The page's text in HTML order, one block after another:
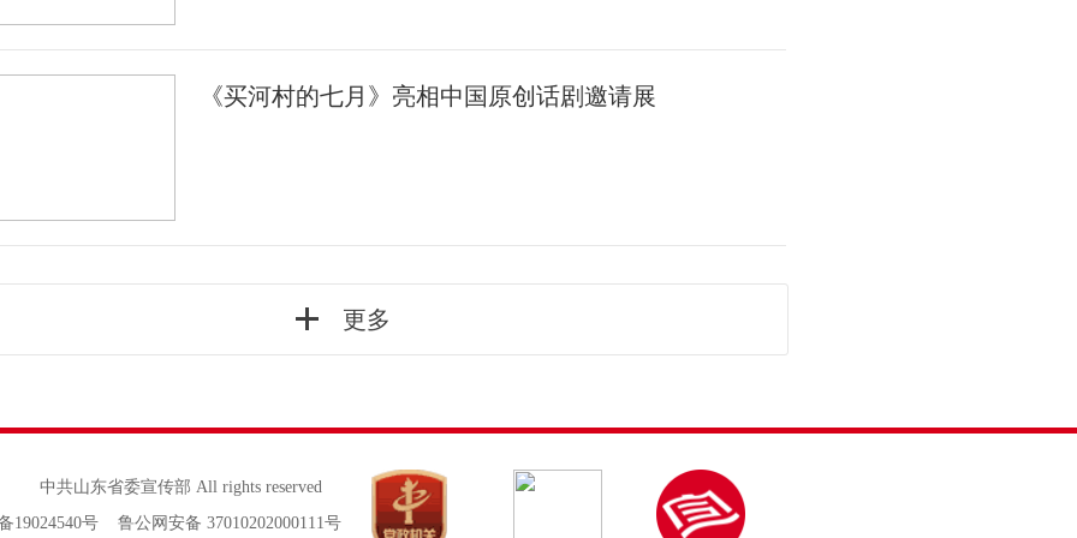
《买河村的七月》亮相中国原创话剧邀请展
更多
中共山东省委宣传部 All rights reserved
19024540号 鲁公网安备 37010202000111号